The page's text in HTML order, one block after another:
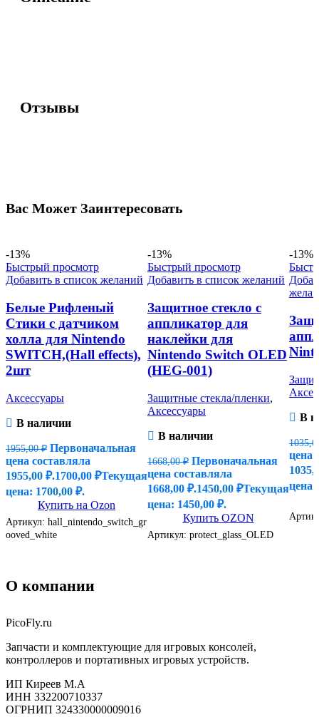
Отзывы
Вас Может Заинтересовать
-13%
Быстрый просмотр
Добавить в список желаний
Белые Рифленый
Стики с датчиком
холла для Nintendo
SWITCH,(Hall effects),
2шт
Аксессуары
В наличии
1955,00₽ Первоначальная
цена составляла
1955,00 ₽.1700,00 ₽Текущая
цена: 1700,00 ₽.
Купить на Ozon
Артикул: hall_nintendo_switch_gr
ooved_white
-13%
Быстрый просмотр
Добавить в список желаний
Защитное стекло с
аппликатор для
наклейки для
Nintendo Switch OLED
(HEG-001)
Защитные стекла/пленки,
Аксессуары
В наличии
1668,00₽ Первоначальная
цена составляла
1668,00 ₽.1450,00 ₽Текущая
цена: 1450,00 ₽.
Купить OZON
Артикул: protect_glass_OLED
-13%
В
цена
цена:
О компании
PicoFly.ru
Запчасти и комплектующие для игровых консолей,
контроллеров и портативных игровых устройств.
ИП Киреев М.А
ИНН 332200710337
ОГРНИП 324330000009016